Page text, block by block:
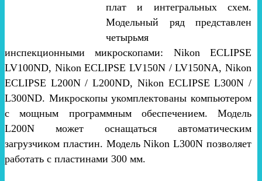
плат и интегральных схем.
Модельный ряд представлен
четырьмя
инспекционными микроскопами: Nikon ECLIPSE
LV100ND, Nikon ECLIPSE LV150N / LV150NA, Nikon
ECLIPSE L200N / L200ND, Nikon ECLIPSE L300N /
L300ND. Микроскопы укомплектованы компьютером
с мощным программным обеспечением. Модель
L200N может оснащаться автоматическим
загрузчиком пластин. Модель Nikon L300N позволяет
работать с пластинами 300 мм.